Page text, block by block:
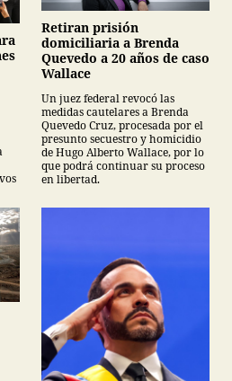
Retiran prisión
domiciliaria a Brenda
Quevedo a 20 años de caso
Wallace
Un juez federal revocó las
medidas cautelares a Brenda
Quevedo Cruz, procesada por el
presunto secuestro y homicidio
de Hugo Alberto Wallace, por lo
que podrá continuar su proceso
en libertad.